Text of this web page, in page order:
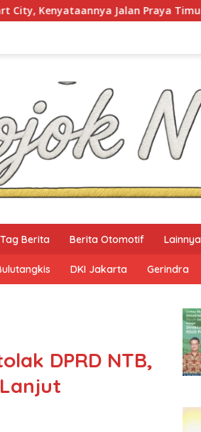
Praya Timur Masih Gelap Gulita
Tag Berita Berita Otomotif Lainnya
DKI Jakarta Gerindra
DPRD NTB,